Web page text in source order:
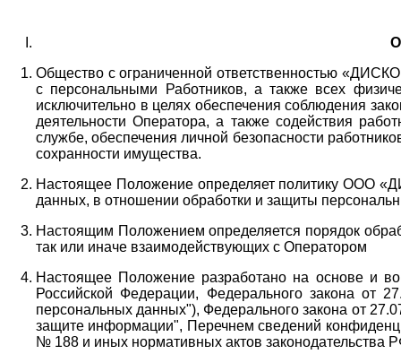
Общество с ограниченной ответственностью
с персональными Работников, а также всех
исключительно в целях обеспечения соблюдения
деятельности Оператора,а также содействия
службе, обеспечения личной безопасности
сохранности имущества.
Настоящее Положение определяет политику ООО
данных, в отношении обработки и защиты
Настоящим Положением определяется порядок
так или иначе взаимодействующих с Оператором
Настоящее Положение разработано на основе и во
Российской Федерации, Федерального закона
персональных данных"), Федерального закона от
защите информации", Перечнем сведений
№ 188 и иных нормативных актов законодательства